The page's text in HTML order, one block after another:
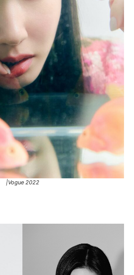
|Vogue 2022